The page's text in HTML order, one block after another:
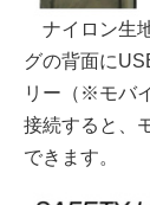
ナイロン生
グの背面に
リー（※モバ
接続すると、
できます。